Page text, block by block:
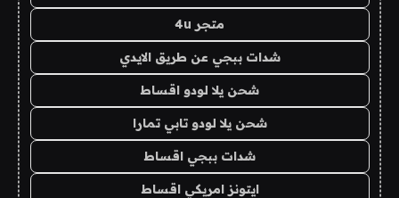
متجر 4u
شدات ببجي عن طريق الايدي
شحن يلا لودو اقساط
شحن يلا لودو تابي تمارا
شدات ببجي اقساط
ايتونز امريكي اقساط